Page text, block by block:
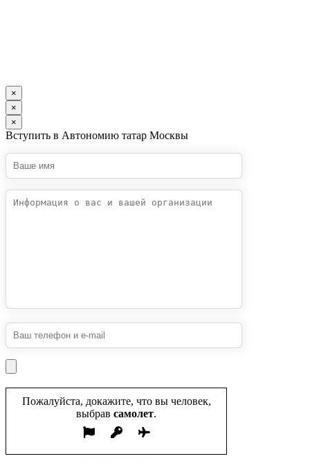
×
×
×
Вступить в Автономию татар Москвы
Пожалуйста, докажите, что вы человек,
выбрав самолет.